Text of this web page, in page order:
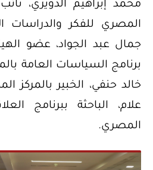
محمد إبراهيم الدويري، نائب
المصري للفكر والدراسات
جمال عبد الجواد، عضو
برنامج السياسات العامة
خالد حنفي، الخبير بالمركز
علام، الباحثة ببرنامج
المصري.